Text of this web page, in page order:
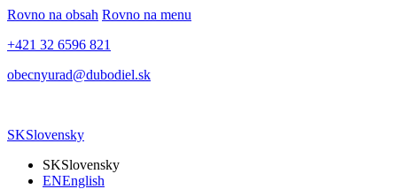
Rovno na obsah Rovno na menu
+421 32 6596 821
obecnyurad@dubodiel.sk
SKSlovensky
SKSlovensky
ENEnglish